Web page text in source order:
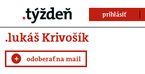
prihlásiť
.lukáš Krivošík
+ odoberať na mail